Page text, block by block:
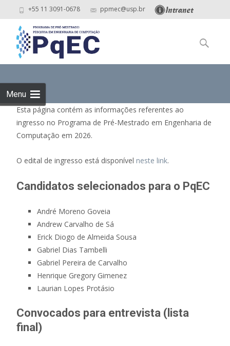
+55 11 3091-0678 ppmec@usp.br
Menu
to
content
Pesquisar
por:
Esta página contém as informações referentes ao
ingresso no Programa de Pré-Mestrado em Engenharia de
Computação em 2026.
O edital de ingresso está disponível neste link.
Candidatos selecionados para o PqEC
André Moreno Goveia
Andrew Carvalho de Sá
Erick Diogo de Almeida Sousa
Gabriel Dias Tambelli
Gabriel Pereira de Carvalho
Henrique Gregory Gimenez
Laurian Lopes Protásio
Convocados para entrevista (lista
final)